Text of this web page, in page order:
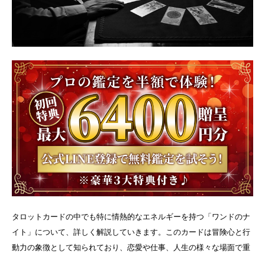
タロットカードの中でも特に情熱的なエネルギーを持つ「ワンドのナ
イト」について、詳しく解説していきます。このカードは冒険心と行
動力の象徴として知られており、恋愛や仕事、人生の様々な場面で重